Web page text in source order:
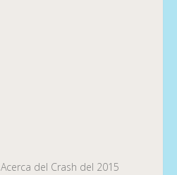
Acerca del Crash del 2015